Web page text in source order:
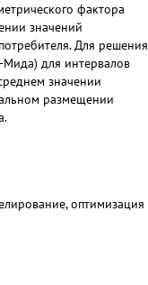
фактора
значений
Для решения
для интервалов
значении
размещении
оптимизация